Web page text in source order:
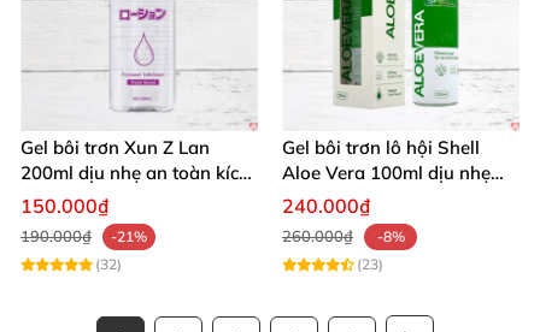
Gel bôi trơn Xun Z Lan
200ml dịu nhẹ an toàn kích
thích sảng khoái
150.000₫
190.000₫
-21%
(32)
Gel bôi trơn lô hội Shell
Aloe Vera 100ml dịu nhẹ
tăng khoái cảm
240.000₫
260.000₫
-8%
(23)